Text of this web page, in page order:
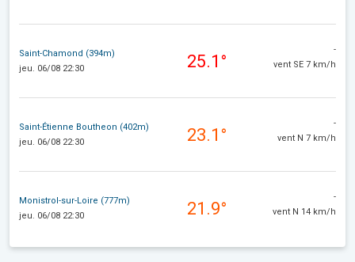
Saint-Chamond (394m)
jeu. 06/08 22:30
25.1°
-
vent SE 7 km/h
Saint-Étienne Boutheon (402m)
jeu. 06/08 22:30
23.1°
-
vent N 7 km/h
Monistrol-sur-Loire (777m)
jeu. 06/08 22:30
21.9°
-
vent N 14 km/h